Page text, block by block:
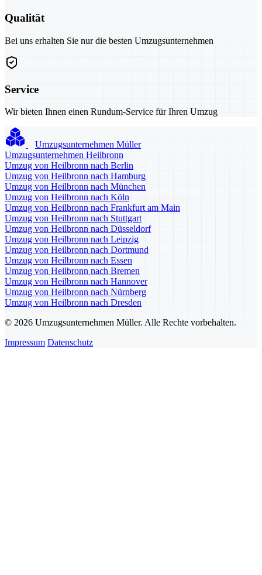
Qualität
Bei uns erhalten Sie nur die besten Umzugsunternehmen
Service
Wir bieten Ihnen einen Rundum-Service für Ihren Umzug
Umzugsunternehmen Müller
Umzugsunternehmen Heilbronn
Umzug von Heilbronn nach Berlin
Umzug von Heilbronn nach Hamburg
Umzug von Heilbronn nach München
Umzug von Heilbronn nach Köln
Umzug von Heilbronn nach Frankfurt am Main
Umzug von Heilbronn nach Stuttgart
Umzug von Heilbronn nach Düsseldorf
Umzug von Heilbronn nach Leipzig
Umzug von Heilbronn nach Dortmund
Umzug von Heilbronn nach Essen
Umzug von Heilbronn nach Bremen
Umzug von Heilbronn nach Hannover
Umzug von Heilbronn nach Nürnberg
Umzug von Heilbronn nach Dresden
© 2026 Umzugsunternehmen Müller. Alle Rechte vorbehalten.
Impressum Datenschutz